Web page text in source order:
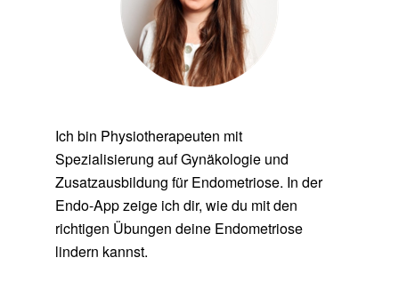
Ich bin Physiotherapeuten mit
Spezialisierung auf Gynäkologie und
Zusatzausbildung für Endometriose. In der
Endo-App zeige ich dir, wie du mit den
richtigen Übungen deine Endometriose
lindern kannst.